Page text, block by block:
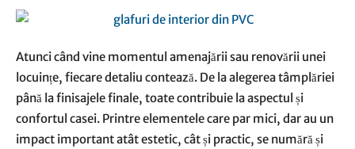
Atunci când vine momentul amenajării sau renovării unei
locuințe, fiecare detaliu contează. De la alegerea tâmplăriei
până la finisajele finale, toate contribuie la aspectul și
confortul casei. Printre elementele care par mici, dar au un
impact important atât estetic, cât și practic, se numără și